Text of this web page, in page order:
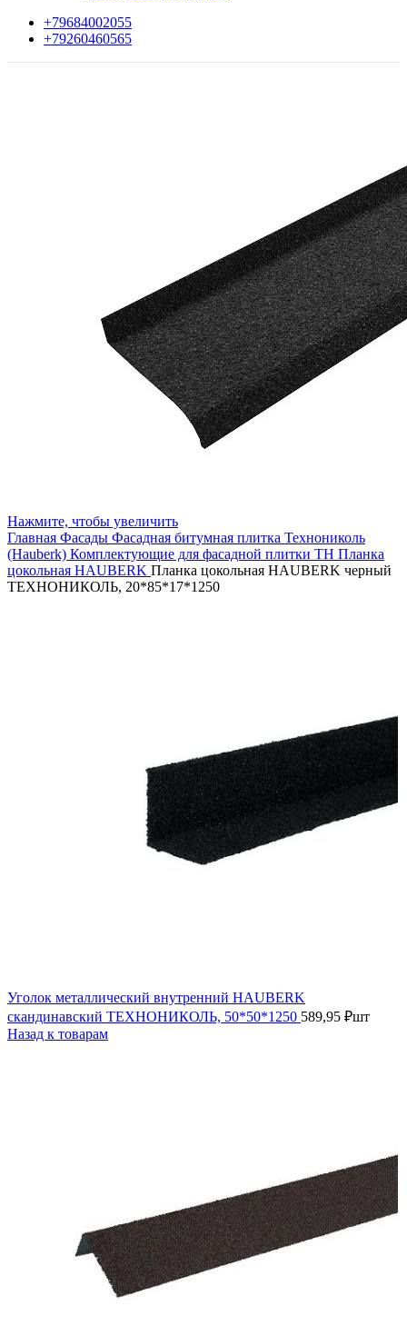
+79684002055
+79260460565
Нажмите, чтобы увеличить
Главная Фасады Фасадная битумная плитка Технониколь
(Hauberk) Комплектующие для фасадной плитки ТН Планка
цокольная HAUBERK Планка цокольная HAUBERK черный
ТЕХНОНИКОЛЬ, 20*85*17*1250
Уголок металлический внутренний HAUBERK
скандинавский ТЕХНОНИКОЛЬ, 50*50*1250 589,95 ₽шт
Назад к товарам